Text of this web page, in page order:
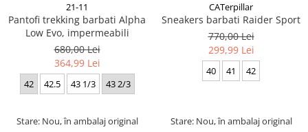
21-11
Pantofi trekking barbati Alpha
Low Evo, impermeabili
680,00 Lei
364,99 Lei
42 42.5 43 1/3 43 2/3
Stare: Nou, în ambalaj original
CATerpillar
Sneakers barbati Raider Sport
770,00 Lei
299,99 Lei
40 41 42
Stare: Nou, în ambalaj original